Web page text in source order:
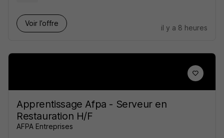
Voir l’offre
il y a 8 heures
Apprentissage Afpa - Serveur en
Restauration H/F
AFPA Entreprises